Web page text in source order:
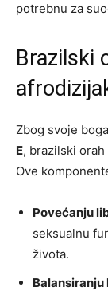
potrebnu za
Brazilski
Zbog svoje
E, brazilski
Ove
Povećanju
seksualnu
života.
Balansiranju